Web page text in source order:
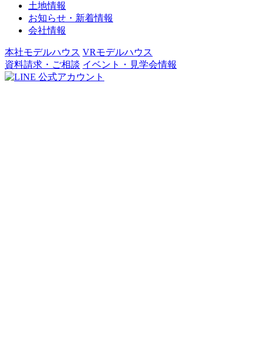
土地情報
お知らせ・新着情報
会社情報
本社モデルハウス VRモデルハウス
資料請求・ご相談 イベント・見学会情報